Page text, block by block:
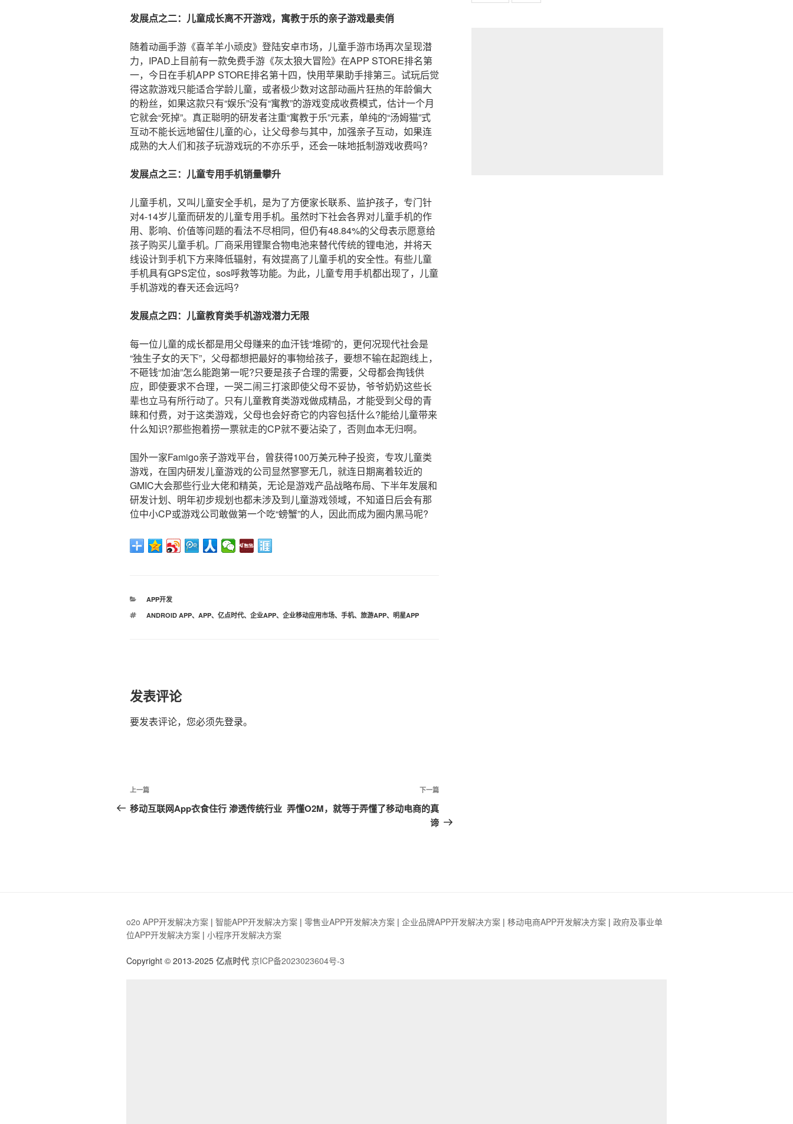
发展点之二：儿童成长离不开游戏，寓教于乐的亲子游戏最卖俏
随着动画手游《喜羊羊小顽皮》登陆安卓市场，儿童手游市场再次呈现潜
力，IPAD上目前有一款免费手游《灰太狼大冒险》在APP STORE排名第
一，今日在手机APP STORE排名第十四，快用苹果助手排第三。试玩后觉
得这款游戏只能适合学龄儿童，或者极少数对这部动画片狂热的年龄偏大
的粉丝，如果这款只有“娱乐”没有“寓教”的游戏变成收费模式，估计一个月
它就会“死掉”。真正聪明的研发者注重“寓教于乐”元素，单纯的“汤姆猫”式
互动不能长远地留住儿童的心，让父母参与其中，加强亲子互动，如果连
成熟的大人们和孩子玩游戏玩的不亦乐乎，还会一味地抵制游戏收费吗?
发展点之三：儿童专用手机销量攀升
儿童手机，又叫儿童安全手机，是为了方便家长联系、监护孩子，专门针
对4-14岁儿童而研发的儿童专用手机。虽然时下社会各界对儿童手机的作
用、影响、价值等问题的看法不尽相同，但仍有48.84%的父母表示愿意给
孩子购买儿童手机。厂商采用锂聚合物电池来替代传统的锂电池，并将天
线设计到手机下方来降低辐射，有效提高了儿童手机的安全性。有些儿童
手机具有GPS定位，sos呼救等功能。为此，儿童专用手机都出现了，儿童
手机游戏的春天还会远吗?
发展点之四：儿童教育类手机游戏潜力无限
每一位儿童的成长都是用父母赚来的血汗钱“堆砌”的，更何况现代社会是
“独生子女的天下”，父母都想把最好的事物给孩子，要想不输在起跑线上，
不砸钱“加油”怎么能跑第一呢?只要是孩子合理的需要，父母都会掏钱供
应，即使要求不合理，一哭二闹三打滚即使父母不妥协，爷爷奶奶这些长
辈也立马有所行动了。只有儿童教育类游戏做成精品，才能受到父母的青
睐和付费，对于这类游戏，父母也会好奇它的内容包括什么?能给儿童带来
什么知识?那些抱着捞一票就走的CP就不要沾染了，否则血本无归啊。
国外一家Famigo亲子游戏平台，曾获得100万美元种子投资，专攻儿童类
游戏，在国内研发儿童游戏的公司显然寥寥无几，就连日期离着较近的
GMIC大会那些行业大佬和精英，无论是游戏产品战略布局、下半年发展和
研发计划、明年初步规划也都未涉及到儿童游戏领域，不知道日后会有那
位中小CP或游戏公司敢做第一个吃“螃蟹”的人，因此而成为圈内黑马呢?
分
APP开发
标
ANDROID APP、 APP、 亿点时代、 企业APP、 企业移动应用市场、 手机、 旅游APP、 明星APP
发表评论
要发表评论，您必须先登录。
文
章
上
一
上一篇
移动互联网App衣食住行 渗透传统行业
篇
下一篇
弄懂O2M，就等于弄懂了移动电商的真
谛
o2o APP开发解决方案 | 智能APP开发解决方案 | 零售业APP开发解决方案 | 企业品牌APP开发解决方案 | 移动电商APP开发解决方案 | 政府及事业单
位APP开发解决方案 | 小程序开发解决方案
Copyright © 2013-2025 亿点时代 京ICP备2023023604号-3